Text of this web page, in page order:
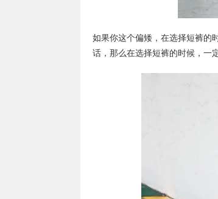
如果你这个偏矮，在选择短裤的
话，那么在选择短裤的时候，一